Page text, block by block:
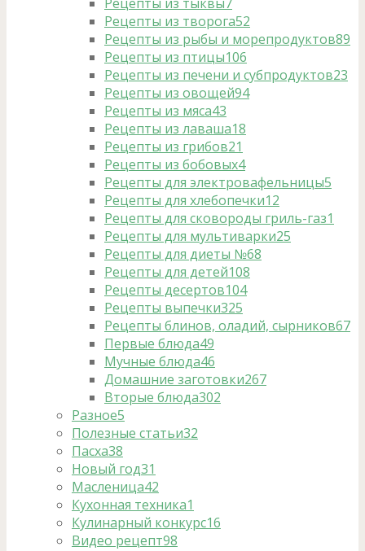
Рецепты из тыквы7
Рецепты из творога52
Рецепты из рыбы и морепродуктов89
Рецепты из птицы106
Рецепты из печени и субпродуктов23
Рецепты из овощей94
Рецепты из мяса43
Рецепты из лаваша18
Рецепты из грибов21
Рецепты из бобовых4
Рецепты для электровафельницы5
Рецепты для хлебопечки12
Рецепты для сковороды гриль-газ1
Рецепты для мультиварки25
Рецепты для диеты №68
Рецепты для детей108
Рецепты десертов104
Рецепты выпечки325
Рецепты блинов, оладий, сырников67
Первые блюда49
Мучные блюда46
Домашние заготовки267
Вторые блюда302
Разное5
Полезные статьи32
Пасха38
Новый год31
Масленица42
Кухонная техника1
Кулинарный конкурс16
Видео рецепт98